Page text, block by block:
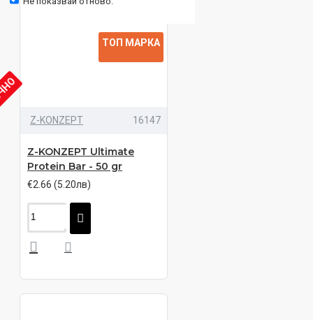
ТОП МАРКА
Z-KONZEPT 16147
Z-KONZEPT Ultimate
Protein Bar - 50 gr
€2.66 (5.20лв)